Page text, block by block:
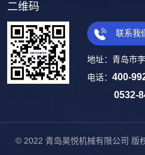
二维码
联系我
地址：青岛市
电话： 400-
0532-
© 2022 青岛昊悦机械有限公司 版